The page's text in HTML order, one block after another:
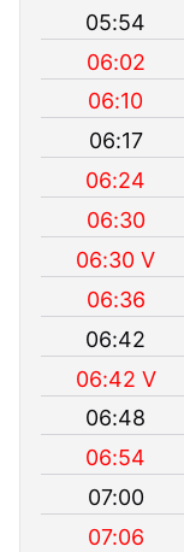
05:54
06:02
06:10
06:17
06:24
06:30
06:30 V
06:36
06:42
06:42 V
06:48
06:54
07:00
07:06